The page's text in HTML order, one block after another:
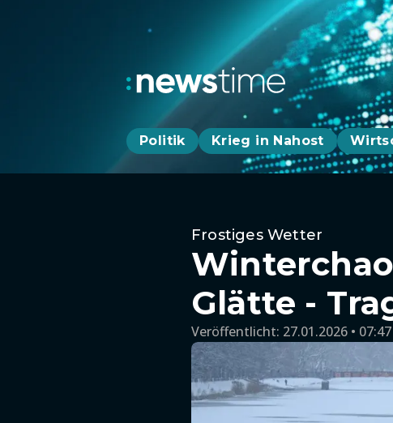
Politik Krieg in Nahost
Frostiges Wetter
Glätte -
Veröffentlicht: 27.01.2026 •